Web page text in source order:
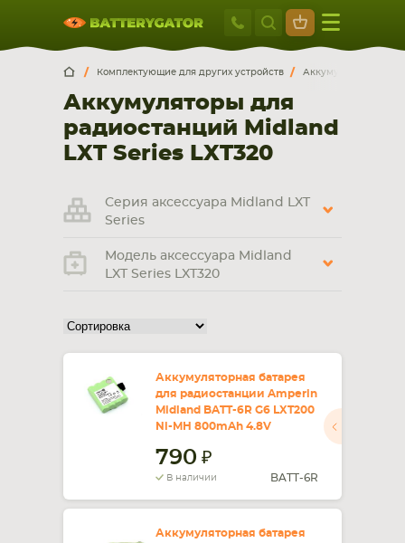
Москва
+7 495 414
Москва
г. Москва, ул. Ткацкая, 5с3 (м. Семеновская)
5 мин. ходьбы от ст.м. “Семеновская”
+7 495 414 28 59
9:00-21:00
смартфона, планшета
Комплектующие для других устройств Аккумуляторы для
Аккумуляторы для
радиостанций Midland
LXT Series LXT320
Серия аксессуара Midland LXT
Series
Модель аксессуара Midland
LXT Series LXT320
Аккумуляторная батарея
для радиостанции Amperin
Midland BATT-6R G6 LXT200
Ni-MH 800mAh 4.8V
790
В наличии BATT-6R
Аккумуляторная батарея